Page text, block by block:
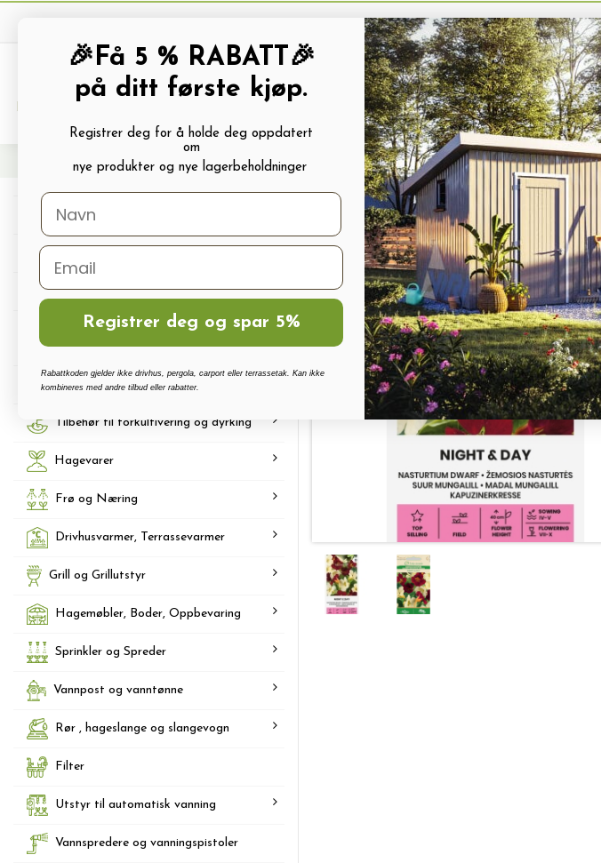
PRODUKTKATALOG ALLE TILBUDSVARER BRUKTE VARER
Blomsterfrø Blomkarse frø Blomkarse NIGHT & DAY
Drivhus
Polykarbonat, Glass Og Tilbehør
Terrassetak, Pergola, Hagestuer,
Carport
Drivhus vanningssett
Tilbehør til forkultivering og dyrking
Hagevarer
Frø og Næring
Drivhusvarmer, Terrassevarmer
Grill og Grillutstyr
Hagemøbler, Boder, Oppbevaring
Sprinkler og Spreder
Vannpost og vanntønne
Rør , hageslange og slangevogn
Filter
Utstyr til automatisk vanning
Vannspredere og vanningspistoler
🎉Få 5 % RABATT🎉
på ditt første kjøp.
Registrer deg for å holde deg oppdatert
om
nye produkter og nye lagerbeholdninger
Registrer deg og spar 5%
Rabattkoden gjelder ikke drivhus, pergola, carport eller terrassetak. Kan ikke
kombineres med andre tilbud eller rabatter.